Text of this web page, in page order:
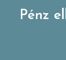
Pénz